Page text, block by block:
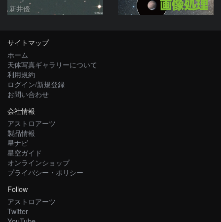
新井優
サイトマップ
ホーム
天体写真ギャラリーについて
利用規約
ログイン/新規登録
お問い合わせ
会社情報
アストロアーツ
製品情報
星ナビ
星空ガイド
オンラインショップ
プライバシー・ポリシー
Follow
アストロアーツ
Twitter